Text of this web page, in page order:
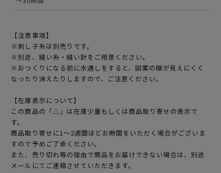
【注意事項】
※刺し子糸は別売りです。
※別途、縫い糸・縫い針をご用意ください。
※おつくりになる前に水通しをすると、図案の線が見えにくく
なったり消えたりしますので、ご注意ください。
【在庫表示について】
この商品の「△」は在庫少量もしくは商品取り寄せの表示で
す。
商品取り寄せに1～2週間ほどお時間をいただく場合がございま
すので予めご了承ください。
また、売り切れ等の理由で商品をお届けできない場合は、別途
メールにてご連絡させていただきます。